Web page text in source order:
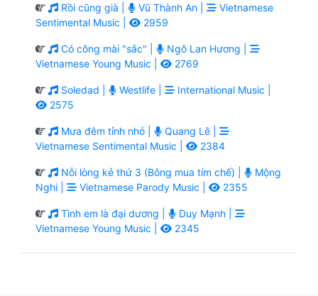
Rồi cũng già | Vũ Thành An |
Vietnamese
Sentimental Music |
2959
Có công mài "sắc" |
Ngô Lan Hương |
Vietnamese Young Music |
2769
Soledad | Westlife |
International Music |
2575
Mưa đêm tỉnh nhỏ |
Quang Lê |
Vietnamese Sentimental Music |
2384
Nỗi lòng kẻ thứ 3 (Bông mua tím chế) |
Mộng
Nghi |
Vietnamese Parody Music | 2355
Tình em là đại dương |
Duy Mạnh |
Vietnamese Young Music |
2345